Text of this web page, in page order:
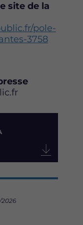
site de la
pole-
3758